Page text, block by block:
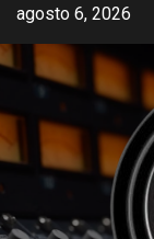
agosto 6, 2026